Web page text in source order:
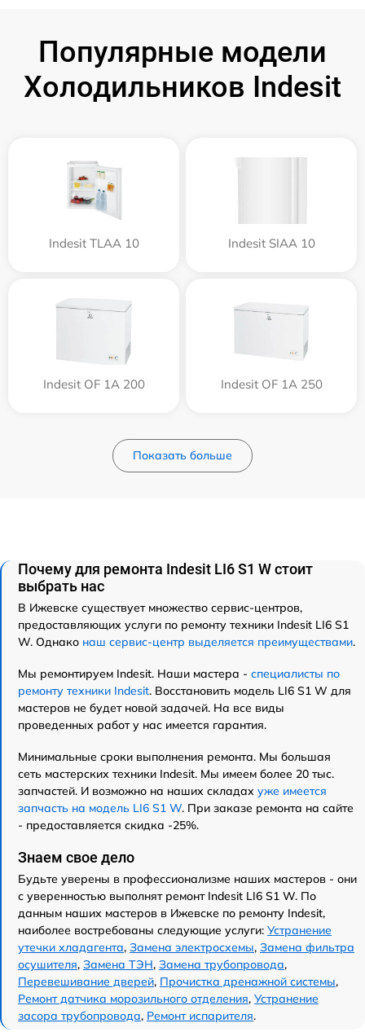
Популярные модели
Холодильников Indesit
Indesit TLAA 10 Indesit SIAA 10
Indesit OF 1A 200 Indesit OF 1A 250
Показать больше
Почему для ремонта Indesit LI6 S1 W стоит
выбрать нас
В Ижевске существует множество сервис-центров,
предоставляющих услуги по ремонту техники Indesit LI6 S1
W. Однако наш сервис-центр выделяется преимуществами.
Мы ремонтируем Indesit. Наши мастера - специалисты по
ремонту техники Indesit. Восстановить модель LI6 S1 W для
мастеров не будет новой задачей. На все виды
проведенных работ у нас имеется гарантия.
Минимальные сроки выполнения ремонта. Мы большая
сеть мастерских техники Indesit. Мы имеем более 20 тыс.
запчастей. И возможно на наших складах уже имеется
запчасть на модель LI6 S1 W. При заказе ремонта на сайте
- предоставляется скидка -25%.
Знаем свое дело
Будьте уверены в профессионализме наших мастеров - они
с уверенностью выполнят ремонт Indesit LI6 S1 W. По
данным наших мастеров в Ижевске по ремонту Indesit,
наиболее востребованы следующие услуги: Устранение
утечки хладагента, Замена электросхемы, Замена фильтра
осушителя, Замена ТЭН, Замена трубопровода,
Перевешивание дверей, Прочистка дренажной системы,
Ремонт датчика морозильного отделения, Устранение
засора трубопровода, Ремонт испарителя.